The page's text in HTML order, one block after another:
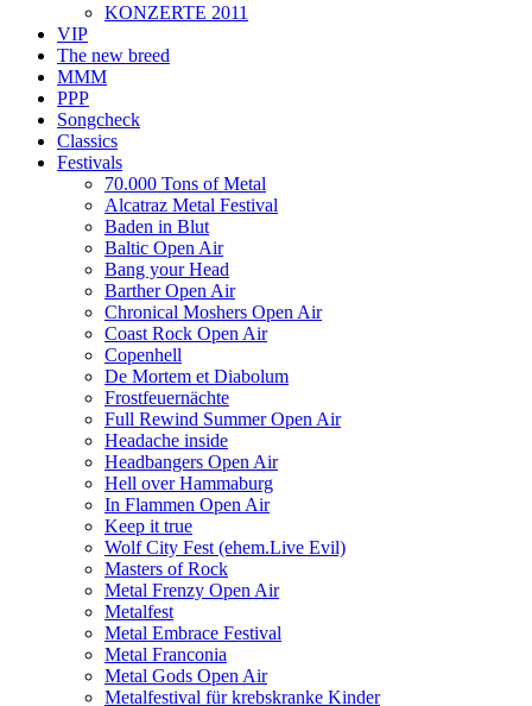
KONZERTE 2011
VIP
The new breed
MMM
PPP
Songcheck
Classics
Festivals
70.000 Tons of Metal
Alcatraz Metal Festival
Baden in Blut
Baltic Open Air
Bang your Head
Barther Open Air
Chronical Moshers Open Air
Coast Rock Open Air
Copenhell
De Mortem et Diabolum
Frostfeuernächte
Full Rewind Summer Open Air
Headache inside
Headbangers Open Air
Hell over Hammaburg
In Flammen Open Air
Keep it true
Wolf City Fest (ehem.Live Evil)
Masters of Rock
Metal Frenzy Open Air
Metalfest
Metal Embrace Festival
Metal Franconia
Metal Gods Open Air
Metalfestival für krebskranke Kinder